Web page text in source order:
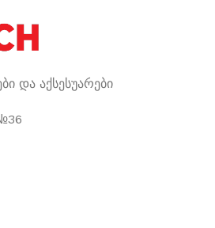
და აქსესუარები